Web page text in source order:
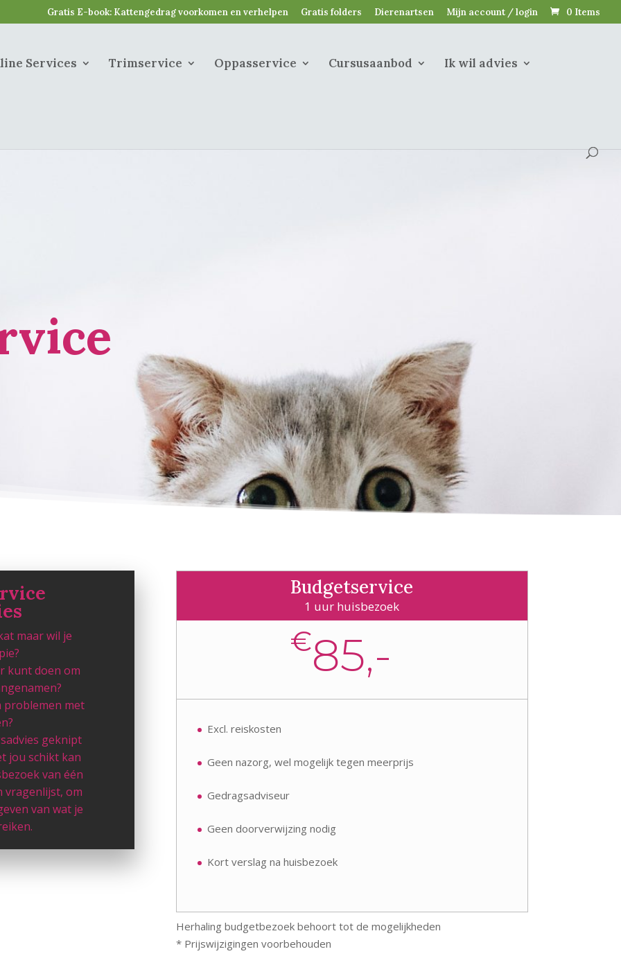
Gratis E-book: Kattengedrag voorkomen en verhelpen Gratis folders Dierenartsen Mijn account / login 0 Items
Services Trimservice Oppasservice Cursusaanbod Ik wil advies
maar wil je
kunt doen om
problemen met
geknipt
jou schikt kan
van één
vragenlijst, om
van wat je
Budgetservice
1 uur huisbezoek
€85,-
Excl. reiskosten
Geen nazorg, wel mogelijk tegen meerprijs
Gedragsadviseur
Geen doorverwijzing nodig
Kort verslag na huisbezoek
Herhaling budgetbezoek behoort tot de mogelijkheden
* Prijswijzigingen voorbehouden